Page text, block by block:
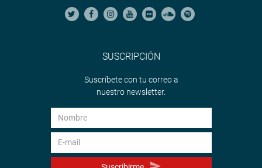
SUSCRIPCIÓN
Suscríbete con tu correo a
nuestro newsletter.